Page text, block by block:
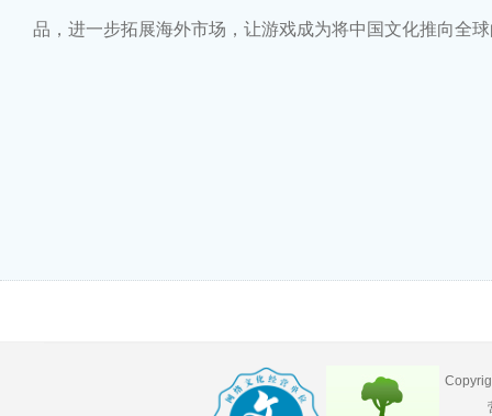
品，进一步拓展海外市场，让游戏成为将中国文化推向全